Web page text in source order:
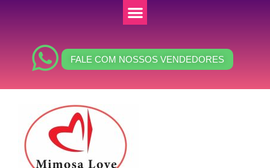
FALE COM NOSSOS VENDEDORES